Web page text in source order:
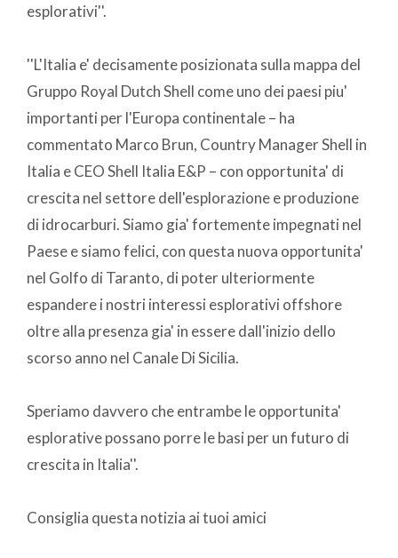
esplorativi''.
''L'Italia e' decisamente posizionata sulla mappa del
Gruppo Royal Dutch Shell come uno dei paesi piu'
importanti per l'Europa continentale – ha
commentato Marco Brun, Country Manager Shell in
Italia e CEO Shell Italia E&P – con opportunita' di
crescita nel settore dell'esplorazione e produzione
di idrocarburi. Siamo gia' fortemente impegnati nel
Paese e siamo felici, con questa nuova opportunita'
nel Golfo di Taranto, di poter ulteriormente
espandere i nostri interessi esplorativi offshore
oltre alla presenza gia' in essere dall'inizio dello
scorso anno nel Canale Di Sicilia.
Speriamo davvero che entrambe le opportunita'
esplorative possano porre le basi per un futuro di
crescita in Italia''.
Consiglia questa notizia ai tuoi amici